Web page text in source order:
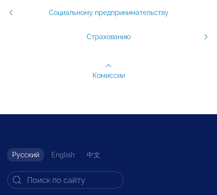
Социальному предпринимательству
Страхованию
Комиссии
Русский English 中文